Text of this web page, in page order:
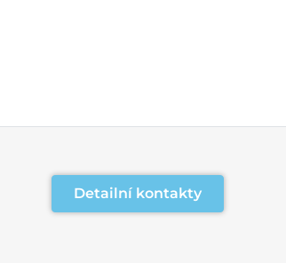
Detailní kontakty